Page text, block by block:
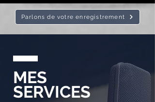
Parlons de votre enregistrement
MES
SERVICES